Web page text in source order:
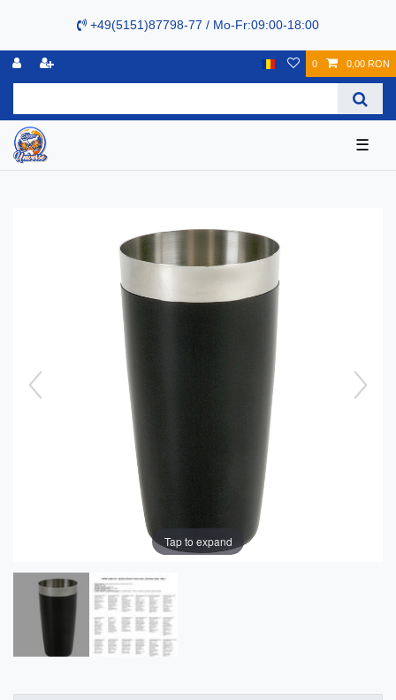
+49(5151)87798-77 / Mo-Fr:09:00-18:00
0 0,00 RON
☰
Tap to expand